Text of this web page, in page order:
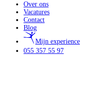
Over ons
Vacatures
Contact
Blog
Mijn experience
055 357 55 97